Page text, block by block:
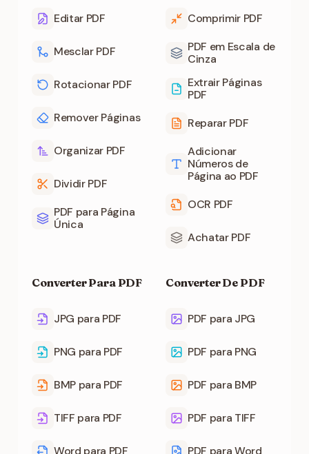
Editar PDF
Mesclar PDF
Rotacionar PDF
Remover Páginas
Organizar PDF
Dividir PDF
PDF para Página
Única
Comprimir PDF
PDF em Escala de
Cinza
Extrair Páginas
PDF
Reparar PDF
Adicionar
Números de
Página ao PDF
OCR PDF
Achatar PDF
Converter Para PDF
JPG para PDF
PNG para PDF
BMP para PDF
TIFF para PDF
Word para PDF
Converter De PDF
PDF para JPG
PDF para PNG
PDF para BMP
PDF para TIFF
PDF para Word